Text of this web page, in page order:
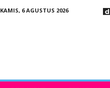
KAMIS, 6 AGUSTUS 2026